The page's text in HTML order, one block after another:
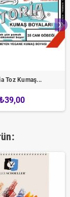
Toz Kumaş...
₺39,00